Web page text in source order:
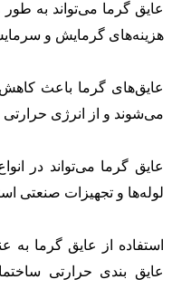
عایق گرما می‌تواند به
هزینه‌های گرمایش و
عایق‌های گرما باعث
می‌شوند و از انرژی
عایق گرما می‌تواند در
لوله‌ها و تجهیزات صنعتی
استفاده از عایق گرما به
عایق بندی حرارتی